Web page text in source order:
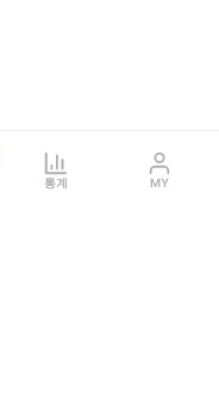
통계 MY